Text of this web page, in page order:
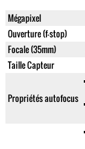
Mégapixel
Ouverture (f-stop)
Focale (35mm)
Taille Capteur
Propriétés autofocus